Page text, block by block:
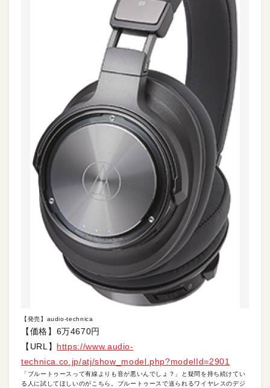
【発売】audio-technica
【価格】6万4670円
【URL】 https://www.audio-
technica.co.jp/atj/show_model.php?modelId=2901
「ブルートゥースって有線よりも音が悪いんでしょ？」と疑問を持ち続けてい
る人に試してほしいのがこちら。ブルートゥースで送られるワイヤレスのデジ